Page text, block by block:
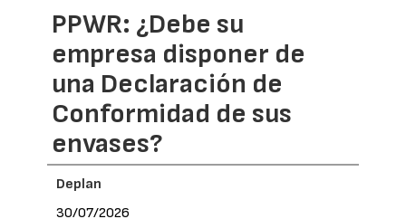
PPWR: ¿Debe su
empresa disponer de
una Declaración de
Conformidad de sus
envases?
Deplan
30/07/2026